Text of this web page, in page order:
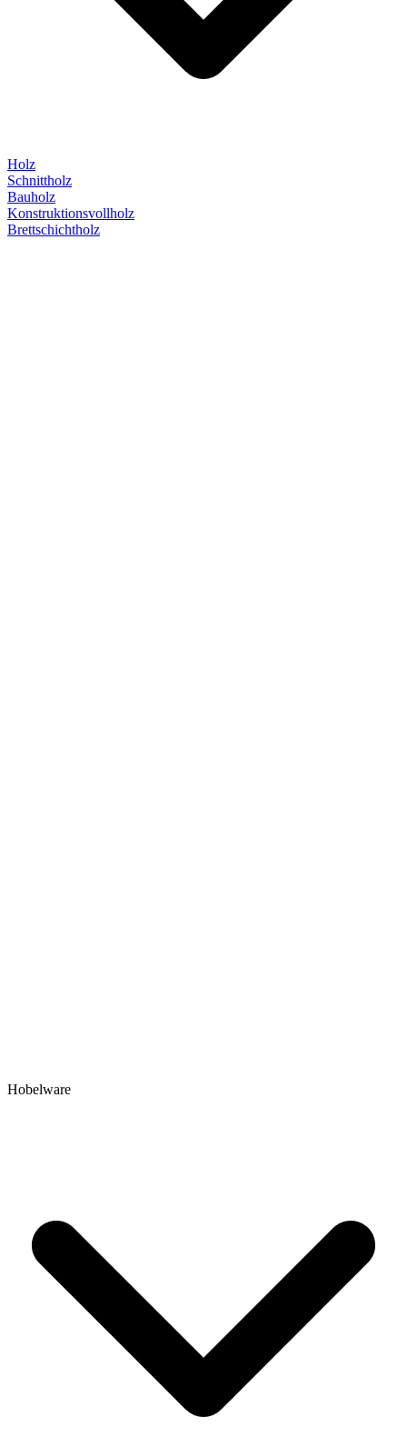
Holz
Schnittholz
Bauholz
Konstruktionsvollholz
Brettschichtholz
Hobelware